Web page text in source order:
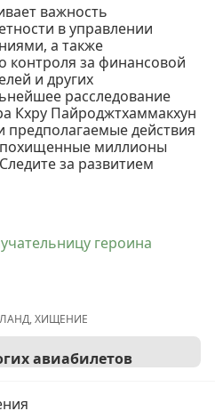
важность
в управлении
а также
контроля за финансовой
и других
расследование
Кхру Пайроджтхаммакхун
предполагаемые действия
миллионы
за развитием
героина
,ХИЩЕНИЕ
авиабилетов